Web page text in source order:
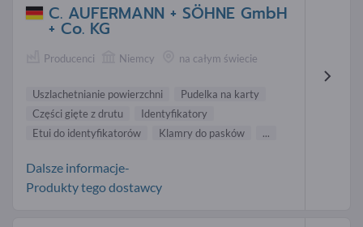
C. AUFERMANN + SÖHNE GmbH
+ Co. KG
Producenci Niemcy na całym świecie
Uszlachetnianie powierzchni
Pudelka na karty
Części gięte z drutu
Identyfikatory
Etui do identyfikatorów
Klamry do pasków ...
Dalsze informacje-
Produkty tego dostawcy